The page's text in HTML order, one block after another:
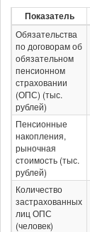
Показатель
Обязательства
по договорам об
обязательном
пенсионном
страховании
(ОПС) (тыс.
рублей)
Пенсионные
накопления,
рыночная
стоимость (тыс.
рублей)
Количество
застрахованных
лиц ОПС
(человек)